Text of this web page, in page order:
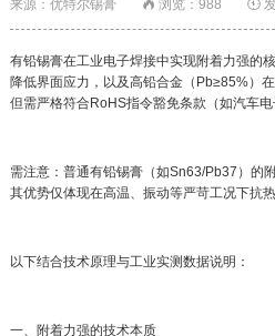
来源：优特尔锡膏  浏览： 988 
有铅锡膏在工业电子焊接中实现附着力强的
降低界面应力，以及高铅合金（Pb≥85%）
但需严格符合RoHS指令豁免条款（如汽车电
需注意：普通有铅锡膏（如Sn63/Pb37）的
其优势仅体现在高温、振动等严苛工况下抗
以下结合技术原理与工业实测数据说明：
一、附着力强的技术本质